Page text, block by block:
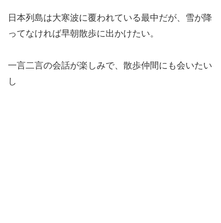
日本列島は大寒波に覆われている最中だが、雪が降
ってなければ早朝散歩に出かけたい。
一言二言の会話が楽しみで、 散歩仲間にも会いたい
し